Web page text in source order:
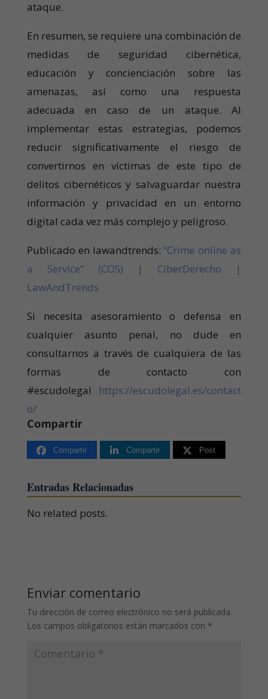
ataque.
En resumen, se requiere una combinación de
medidas de seguridad cibernética,
educación y concienciación sobre las
amenazas, así como una respuesta
adecuada en caso de un ataque. Al
implementar estas estrategias, podemos
reducir significativamente el riesgo de
convertirnos en víctimas de este tipo de
delitos cibernéticos y salvaguardar nuestra
información y privacidad en un entorno
digital cada vez más complejo y peligroso.
Publicado en lawandtrends:“Crime online as
a Service” (COS) | CiberDerecho |
LawAndTrends
Si necesita asesoramiento o defensa en
cualquier asunto penal, no dude en
consultarnos a través de cualquiera de las
formas de contacto con
#escudolegal https://escudolegal.es/contact
o/
Compartir
Compartir Compartir Post
Entradas Relacionadas
No related posts.
Enviar comentario
Tu dirección de correo electrónico no será publicada.
Los campos obligatorios están marcados con *